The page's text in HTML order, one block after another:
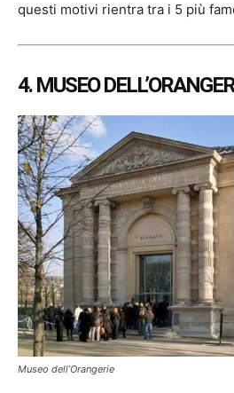
questi motivi rientra tra i 5 più
4. MUSEO
Museo dell’Orangerie